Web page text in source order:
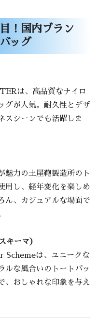
！国内ブラン
ッグ
は、高品質なナイロ
グが人気。耐久性とデザ
スシーンでも活躍しま
魅力の土屋鞄製造所のト
用し、経年変化を楽しめ
ん、カジュアルな場面で
キーマ）
Schemeは、ユニークな
ルな風合いのトートバッ
、おしゃれな印象を与え